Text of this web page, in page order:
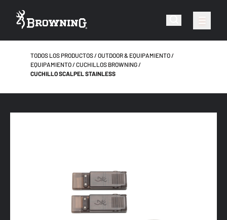
TODOS LOS PRODUCTOS
OUTDOOR & EQUIPAMIENTO
EQUIPAMIENTO
CUCHILLOS BROWNING
CUCHILLO SCALPEL STAINLESS